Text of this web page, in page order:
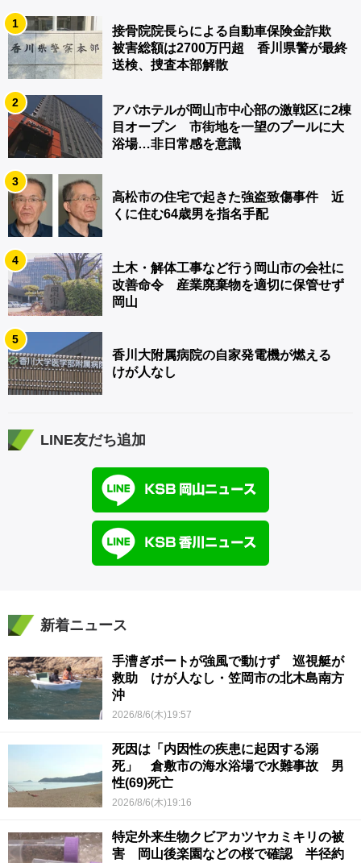
1
接骨院院長らによる自動車保険金詐欺
被害総額は2700万円超 香川県警が最終
送検、捜査本部解散
2
アパホテルが岡山市中心部の激戦区に2棟
目オープン 市街地を一望のプールに大
浴場…非日常感を意識
3
高松市の住宅で起きた強盗致傷事件 近
くに住む64歳男を指名手配
4
土木・解体工事など行う岡山市の会社に
改善命令 産業廃棄物を適切に保管せず
岡山
5
香川大附属病院の自家発電機が燃える
けが人なし
LINE友だち追加
新着ニュース
手漕ぎボートが強風で動けず 巡視艇が
救助 けが人なし・笠岡市の北木島南方
沖
2026/8/6(木)19:57
死因は「内因性の疾患に起因する溺
死」 倉敷市の海水浴場で水難事故 男
性(69)死亡
2026/8/6(木)19:16
特定外来生物クビアカツヤカミキリの被
害 岡山後楽園などの桜で確認 半径約